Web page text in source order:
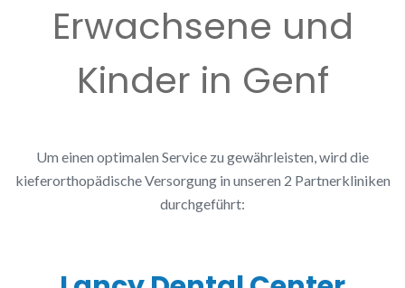
Erwachsene und
Kinder in Genf
Um einen optimalen Service zu gewährleisten, wird die
kieferorthopädische Versorgung in unseren 2 Partnerkliniken
durchgeführt: